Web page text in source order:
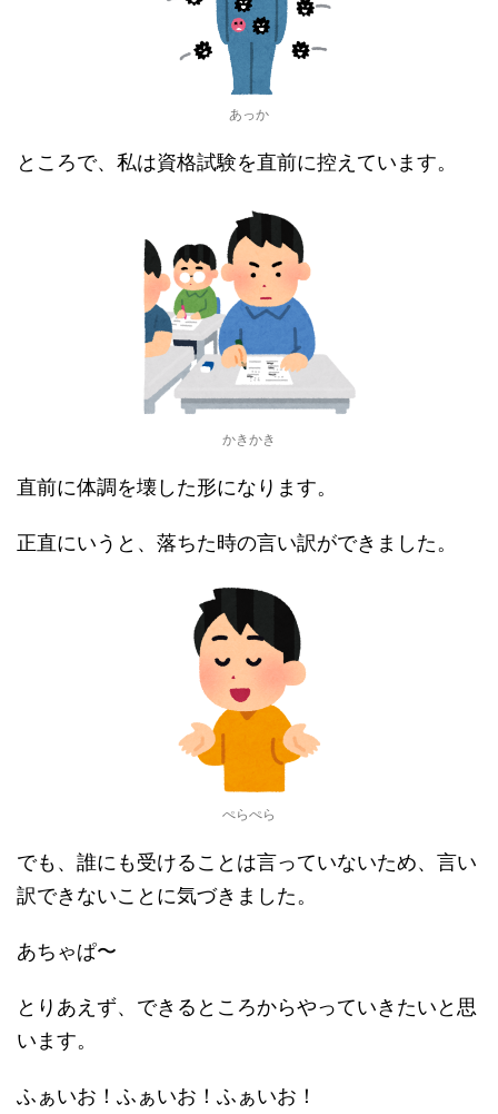
あっか
ところで、私は資格試験を直前に控えています。
かきかき
直前に体調を壊した形になります。
正直にいうと、落ちた時の言い訳ができました。
ぺらぺら
でも、誰にも受けることは言っていないため、言い
訳できないことに気づきました。
あちゃぱ〜
とりあえず、できるところからやっていきたいと思
います。
ふぁいお！ふぁいお！ふぁいお！